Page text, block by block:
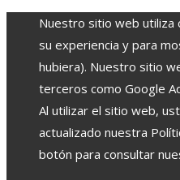
Nuestro sitio web utiliza
su experiencia y para
hubiera). Nuestro sitio
terceros como Google
Al utilizar el sitio web,
actualizado nuestra
botón para consultar